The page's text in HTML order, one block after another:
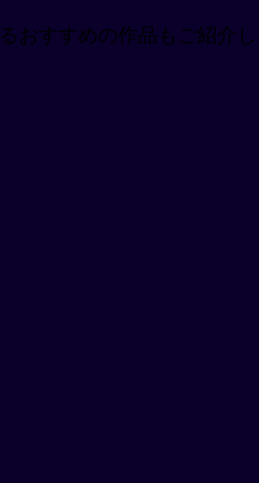
おすすめの作品もご紹介し